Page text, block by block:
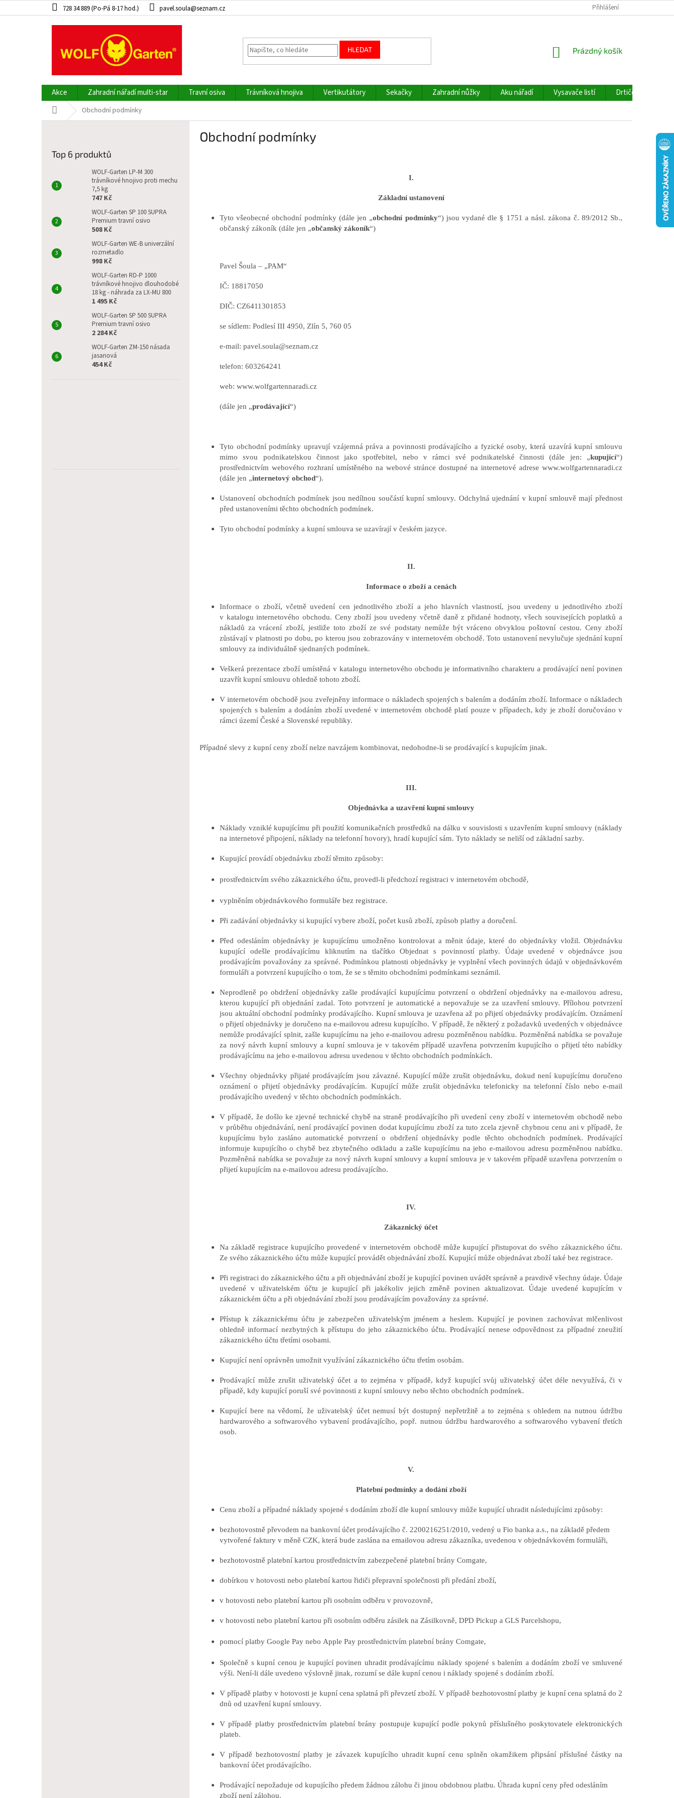
na
728 34 889 (Po-Pá 8-17 hod.) pavel.soula@seznam.cz Přihlášení
HLEDAT
NÁKUPNÍ
Prázdný košík
Akce Zahradní nářadí multi-star Travní osiva Trávníková hnojiva Vertikutátory Sekačky Zahradní nůžky Aku nářadí Vysavače listí Drtiče větví
Domů Obchodní podmínky
Top 6 produktů
WOLF-Garten LP-M 300
trávníkové hnojivo proti mechu
7,5 kg
747 Kč
WOLF-Garten SP 100 SUPRA
Premium travní osivo
508 Kč
WOLF-Garten WE-B univerzální
rozmetadlo
998 Kč
WOLF-Garten RD-P 1000
trávníkové hnojivo dlouhodobé
18 kg - náhrada za LX-MU 800
1 495 Kč
WOLF-Garten SP 500 SUPRA
Premium travní osivo
2 284 Kč
WOLF-Garten ZM-150 násada
jasanová
454 Kč
Obchodní podmínky
I.
Základní ustanovení
Tyto všeobecné obchodní podmínky (dále jen „obchodní podmínky“) jsou vydané dle § 1751 a násl. zákona č. 89/2012 Sb.,
občanský zákoník (dále jen „občanský zákoník“)
Pavel Šoula – „PAM“
IČ: 18817050
DIČ: CZ6411301853
se sídlem: Podlesí III 4950, Zlín 5, 760 05
e-mail: pavel.soula@seznam.cz
telefon: 603264241
web: www.wolfgartennaradi.cz
(dále jen „prodávající“)
Tyto obchodní podmínky upravují vzájemná práva a povinnosti prodávajícího a fyzické osoby, která uzavírá kupní smlouvu
mimo svou podnikatelskou činnost jako spotřebitel, nebo v rámci své podnikatelské činnosti (dále jen: „kupující“)
prostřednictvím webového rozhraní umístěného na webové stránce dostupné na internetové adrese www.wolfgartennaradi.cz
(dále jen „internetový obchod“).
Ustanovení obchodních podmínek jsou nedílnou součástí kupní smlouvy. Odchylná ujednání v kupní smlouvě mají přednost
před ustanoveními těchto obchodních podmínek.
Tyto obchodní podmínky a kupní smlouva se uzavírají v českém jazyce.
II.
Informace o zboží a cenách
Informace o zboží, včetně uvedení cen jednotlivého zboží a jeho hlavních vlastností, jsou uvedeny u jednotlivého zboží
v katalogu internetového obchodu. Ceny zboží jsou uvedeny včetně daně z přidané hodnoty, všech souvisejících poplatků a
nákladů za vrácení zboží, jestliže toto zboží ze své podstaty nemůže být vráceno obvyklou poštovní cestou. Ceny zboží
zůstávají v platnosti po dobu, po kterou jsou zobrazovány v internetovém obchodě. Toto ustanovení nevylučuje sjednání kupní
smlouvy za individuálně sjednaných podmínek.
Veškerá prezentace zboží umístěná v katalogu internetového obchodu je informativního charakteru a prodávající není povinen
uzavřít kupní smlouvu ohledně tohoto zboží.
V internetovém obchodě jsou zveřejněny informace o nákladech spojených s balením a dodáním zboží. Informace o nákladech
spojených s balením a dodáním zboží uvedené v internetovém obchodě platí pouze v případech, kdy je zboží doručováno v
rámci území České a Slovenské republiky.
Případné slevy z kupní ceny zboží nelze navzájem kombinovat, nedohodne-li se prodávající s kupujícím jinak.
III.
Objednávka a uzavření kupní smlouvy
Náklady vzniklé kupujícímu při použití komunikačních prostředků na dálku v souvislosti s uzavřením kupní smlouvy (náklady
na internetové připojení, náklady na telefonní hovory), hradí kupující sám. Tyto náklady se neliší od základní sazby.
Kupující provádí objednávku zboží těmito způsoby:
prostřednictvím svého zákaznického účtu, provedl-li předchozí registraci v internetovém obchodě,
vyplněním objednávkového formuláře bez registrace.
Při zadávání objednávky si kupující vybere zboží, počet kusů zboží, způsob platby a doručení.
Před odesláním objednávky je kupujícímu umožněno kontrolovat a měnit údaje, které do objednávky vložil. Objednávku
kupující odešle prodávajícímu kliknutím na tlačítko Objednat s povinností platby. Údaje uvedené v objednávce jsou
prodávajícím považovány za správné. Podmínkou platnosti objednávky je vyplnění všech povinných údajů v objednávkovém
formuláři a potvrzení kupujícího o tom, že se s těmito obchodními podmínkami seznámil.
Neprodleně po obdržení objednávky zašle prodávající kupujícímu potvrzení o obdržení objednávky na e-mailovou adresu,
kterou kupující při objednání zadal. Toto potvrzení je automatické a nepovažuje se za uzavření smlouvy. Přílohou potvrzení
jsou aktuální obchodní podmínky prodávajícího. Kupní smlouva je uzavřena až po přijetí objednávky prodávajícím. Oznámení
o přijetí objednávky je doručeno na e-mailovou adresu kupujícího. V případě, že některý z požadavků uvedených v objednávce
nemůže prodávající splnit, zašle kupujícímu na jeho e-mailovou adresu pozměněnou nabídku. Pozměněná nabídka se považuje
za nový návrh kupní smlouvy a kupní smlouva je v takovém případě uzavřena potvrzením kupujícího o přijetí této nabídky
prodávajícímu na jeho e-mailovou adresu uvedenou v těchto obchodních podmínkách.
Všechny objednávky přijaté prodávajícím jsou závazné. Kupující může zrušit objednávku, dokud není kupujícímu doručeno
oznámení o přijetí objednávky prodávajícím. Kupující může zrušit objednávku telefonicky na telefonní číslo nebo e-mail
prodávajícího uvedený v těchto obchodních podmínkách.
V případě, že došlo ke zjevné technické chybě na straně prodávajícího při uvedení ceny zboží v internetovém obchodě nebo
v průběhu objednávání, není prodávající povinen dodat kupujícímu zboží za tuto zcela zjevně chybnou cenu ani v případě, že
kupujícímu bylo zasláno automatické potvrzení o obdržení objednávky podle těchto obchodních podmínek. Prodávající
informuje kupujícího o chybě bez zbytečného odkladu a zašle kupujícímu na jeho e-mailovou adresu pozměněnou nabídku.
Pozměněná nabídka se považuje za nový návrh kupní smlouvy a kupní smlouva je v takovém případě uzavřena potvrzením o
přijetí kupujícím na e-mailovou adresu prodávajícího.
IV.
Zákaznický účet
Na základě registrace kupujícího provedené v internetovém obchodě může kupující přistupovat do svého zákaznického účtu.
Ze svého zákaznického účtu může kupující provádět objednávání zboží. Kupující může objednávat zboží také bez registrace.
Při registraci do zákaznického účtu a při objednávání zboží je kupující povinen uvádět správně a pravdivě všechny údaje. Údaje
uvedené v uživatelském účtu je kupující při jakékoliv jejich změně povinen aktualizovat. Údaje uvedené kupujícím v
zákaznickém účtu a při objednávání zboží jsou prodávajícím považovány za správné.
Přístup k zákaznickému účtu je zabezpečen uživatelským jménem a heslem. Kupující je povinen zachovávat mlčenlivost
ohledně informací nezbytných k přístupu do jeho zákaznického účtu. Prodávající nenese odpovědnost za případné zneužití
zákaznického účtu třetími osobami.
Kupující není oprávněn umožnit využívání zákaznického účtu třetím osobám.
Prodávající může zrušit uživatelský účet a to zejména v případě, když kupující svůj uživatelský účet déle nevyužívá, či v
případě, kdy kupující poruší své povinnosti z kupní smlouvy nebo těchto obchodních podmínek.
Kupující bere na vědomí, že uživatelský účet nemusí být dostupný nepřetržitě a to zejména s ohledem na nutnou údržbu
hardwarového a softwarového vybavení prodávajícího, popř. nutnou údržbu hardwarového a softwarového vybavení třetích
osob.
V.
Platební podmínky a dodání zboží
Cenu zboží a případné náklady spojené s dodáním zboží dle kupní smlouvy může kupující uhradit následujícími způsoby:
bezhotovostně převodem na bankovní účet prodávajícího č. 2200216251/2010, vedený u Fio banka a.s., na základě předem
vytvořené faktury v měně CZK, která bude zaslána na emailovou adresu zákazníka, uvedenou v objednávkovém formuláři,
bezhotovostně platební kartou prostřednictvím zabezpečené platební brány Comgate,
dobírkou v hotovosti nebo platební kartou řidiči přepravní společnosti při předání zboží,
v hotovosti nebo platební kartou při osobním odběru v provozovně,
v hotovosti nebo platební kartou při osobním odběru zásilek na Zásilkovně, DPD Pickup a GLS Parcelshopu,
pomocí platby Google Pay nebo Apple Pay prostřednictvím platební brány Comgate,
Společně s kupní cenou je kupující povinen uhradit prodávajícímu náklady spojené s balením a dodáním zboží ve smluvené
výši. Není-li dále uvedeno výslovně jinak, rozumí se dále kupní cenou i náklady spojené s dodáním zboží.
V případě platby v hotovosti je kupní cena splatná při převzetí zboží. V případě bezhotovostní platby je kupní cena splatná do 2
dnů od uzavření kupní smlouvy.
V případě platby prostřednictvím platební brány postupuje kupující podle pokynů příslušného poskytovatele elektronických
plateb.
V případě bezhotovostní platby je závazek kupujícího uhradit kupní cenu splněn okamžikem připsání příslušné částky na
bankovní účet prodávajícího.
Prodávající nepožaduje od kupujícího předem žádnou zálohu či jinou obdobnou platbu. Úhrada kupní ceny před odesláním
zboží není zálohou.